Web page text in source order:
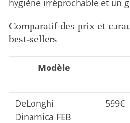
hygiène irréprochable et un
Comparatif des prix et
best-sellers
Modèle
DeLonghi
Dinamica FEB
599€